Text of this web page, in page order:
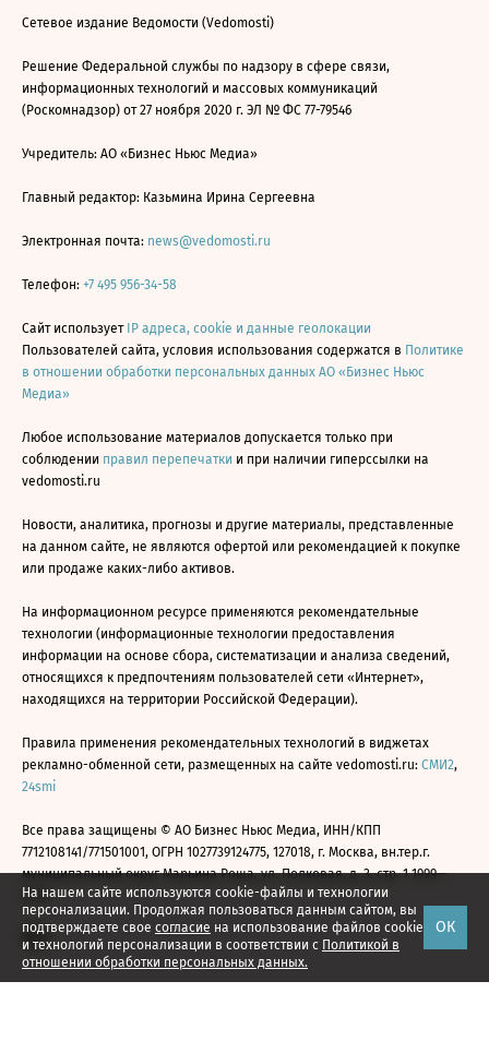
На нашем сайте используются cookie-файлы и технологии
персонализации. Продолжая пользоваться данным сайтом, вы
подтверждаете свое согласие на использование файлов cookie
и технологий персонализации в соответствии с Политикой в
отношении обработки персональных данных.
ОК
Сетевое издание Ведомости (Vedomosti)
Решение Федеральной службы по надзору в сфере связи,
информационных технологий и массовых коммуникаций
(Роскомнадзор) от 27 ноября 2020 г. ЭЛ № ФС 77-79546
Учредитель: АО «Бизнес Ньюс Медиа»
Главный редактор: Казьмина Ирина Сергеевна
Электронная почта: news@vedomosti.ru
Телефон: +7 495 956-34-58
Сайт использует IP адреса, cookie и данные геолокации
Пользователей сайта, условия использования содержатся в Политике
в отношении обработки персональных данных АО «Бизнес Ньюс
Медиа»
Любое использование материалов допускается только при
соблюдении правил перепечатки и при наличии гиперссылки на
vedomosti.ru
Новости, аналитика, прогнозы и другие материалы, представленные
на данном сайте, не являются офертой или рекомендацией к покупке
или продаже каких-либо активов.
На информационном ресурсе применяются рекомендательные
технологии (информационные технологии предоставления
информации на основе сбора, систематизации и анализа сведений,
относящихся к предпочтениям пользователей сети «Интернет»,
находящихся на территории Российской Федерации).
Правила применения рекомендательных технологий в виджетах
рекламно-обменной сети, размещенных на сайте vedomosti.ru: СМИ2,
24smi
Все права защищены © АО Бизнес Ньюс Медиа, ИНН/КПП
7712108141/771501001, ОГРН 1027739124775, 127018, г. Москва, вн.тер.г.
муниципальный округ Марьина Роща, ул. Полковая, д. 3, стр. 1 1999—
2026